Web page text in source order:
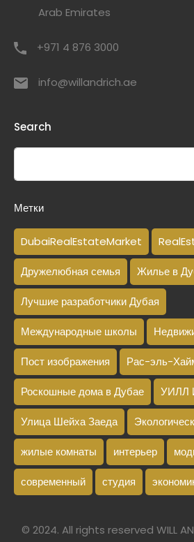
Arab Emirates
+971 4 876 3000
info@willandrich.ae
Search
Метки
DubaiRealEstateMarket
Дружелюбная семья Жилье в
Лучшие разработчики Дубая
Международные школы
Пост изображения Рас-эль-
Роскошные дома в Дубае УИЛЛ
Улица Шейха Заеда
жилые комнаты интерьер
современный студия
© 2024. All rights reserved WILL